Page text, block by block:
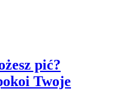
pić?
Twoje